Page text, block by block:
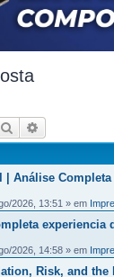
Pesquisar
| Análise
2026, 13:51 » em
experiencia
2026, 14:58 » em
Risk, and